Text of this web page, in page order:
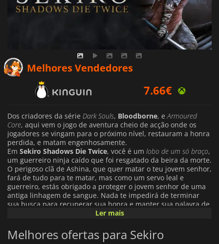
Melhores Vendedores
8.37€
11.29€
Dos criadores da série Dark Souls, Bloodborne, eArmoured
Core, aqui vem o jogo de aventura cheio de acção onde os
jogadores se vingam para o próximo nível, restauram a honra
perdida, e matam engenhosamente.
Em Sekiro Shadows Die Twice, você é um lobo de um só braço,
um guerreiro ninja caído que foi resgatado da beira da morte.
O perigoso clã de Ashina, que quer matar o teu jovem senhor,
fará de tudo para te matar, mas como um servo leal e
guerreiro, estás obrigado a proteger o jovem senhor de uma
antiga linhagem de sangue. Nada te impedirá de terminar
sua busca para recuperar sua honra e manter sua palavra de
colocar a vida do jovem senhor à frente da sua.
1500. Este período é cheio de brutalidade e conflito, e à
medida que você se depara com seus inimigos, você pode
Ler mais
Melhores ofertas para Sekiro